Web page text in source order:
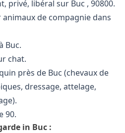
privé, libéral sur Buc , 90800.
de compagnie dans
Buc.
chat.
près de Buc (chevaux de
dressage, attelage,
90.
in Buc :